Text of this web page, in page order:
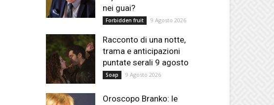
nei guai?
Forbidden fruit 9 Agosto 2026
Racconto di una notte,
trama e anticipazioni
puntate serali 9 agosto
Soap 9 Agosto 2026
Oroscopo Branko: le